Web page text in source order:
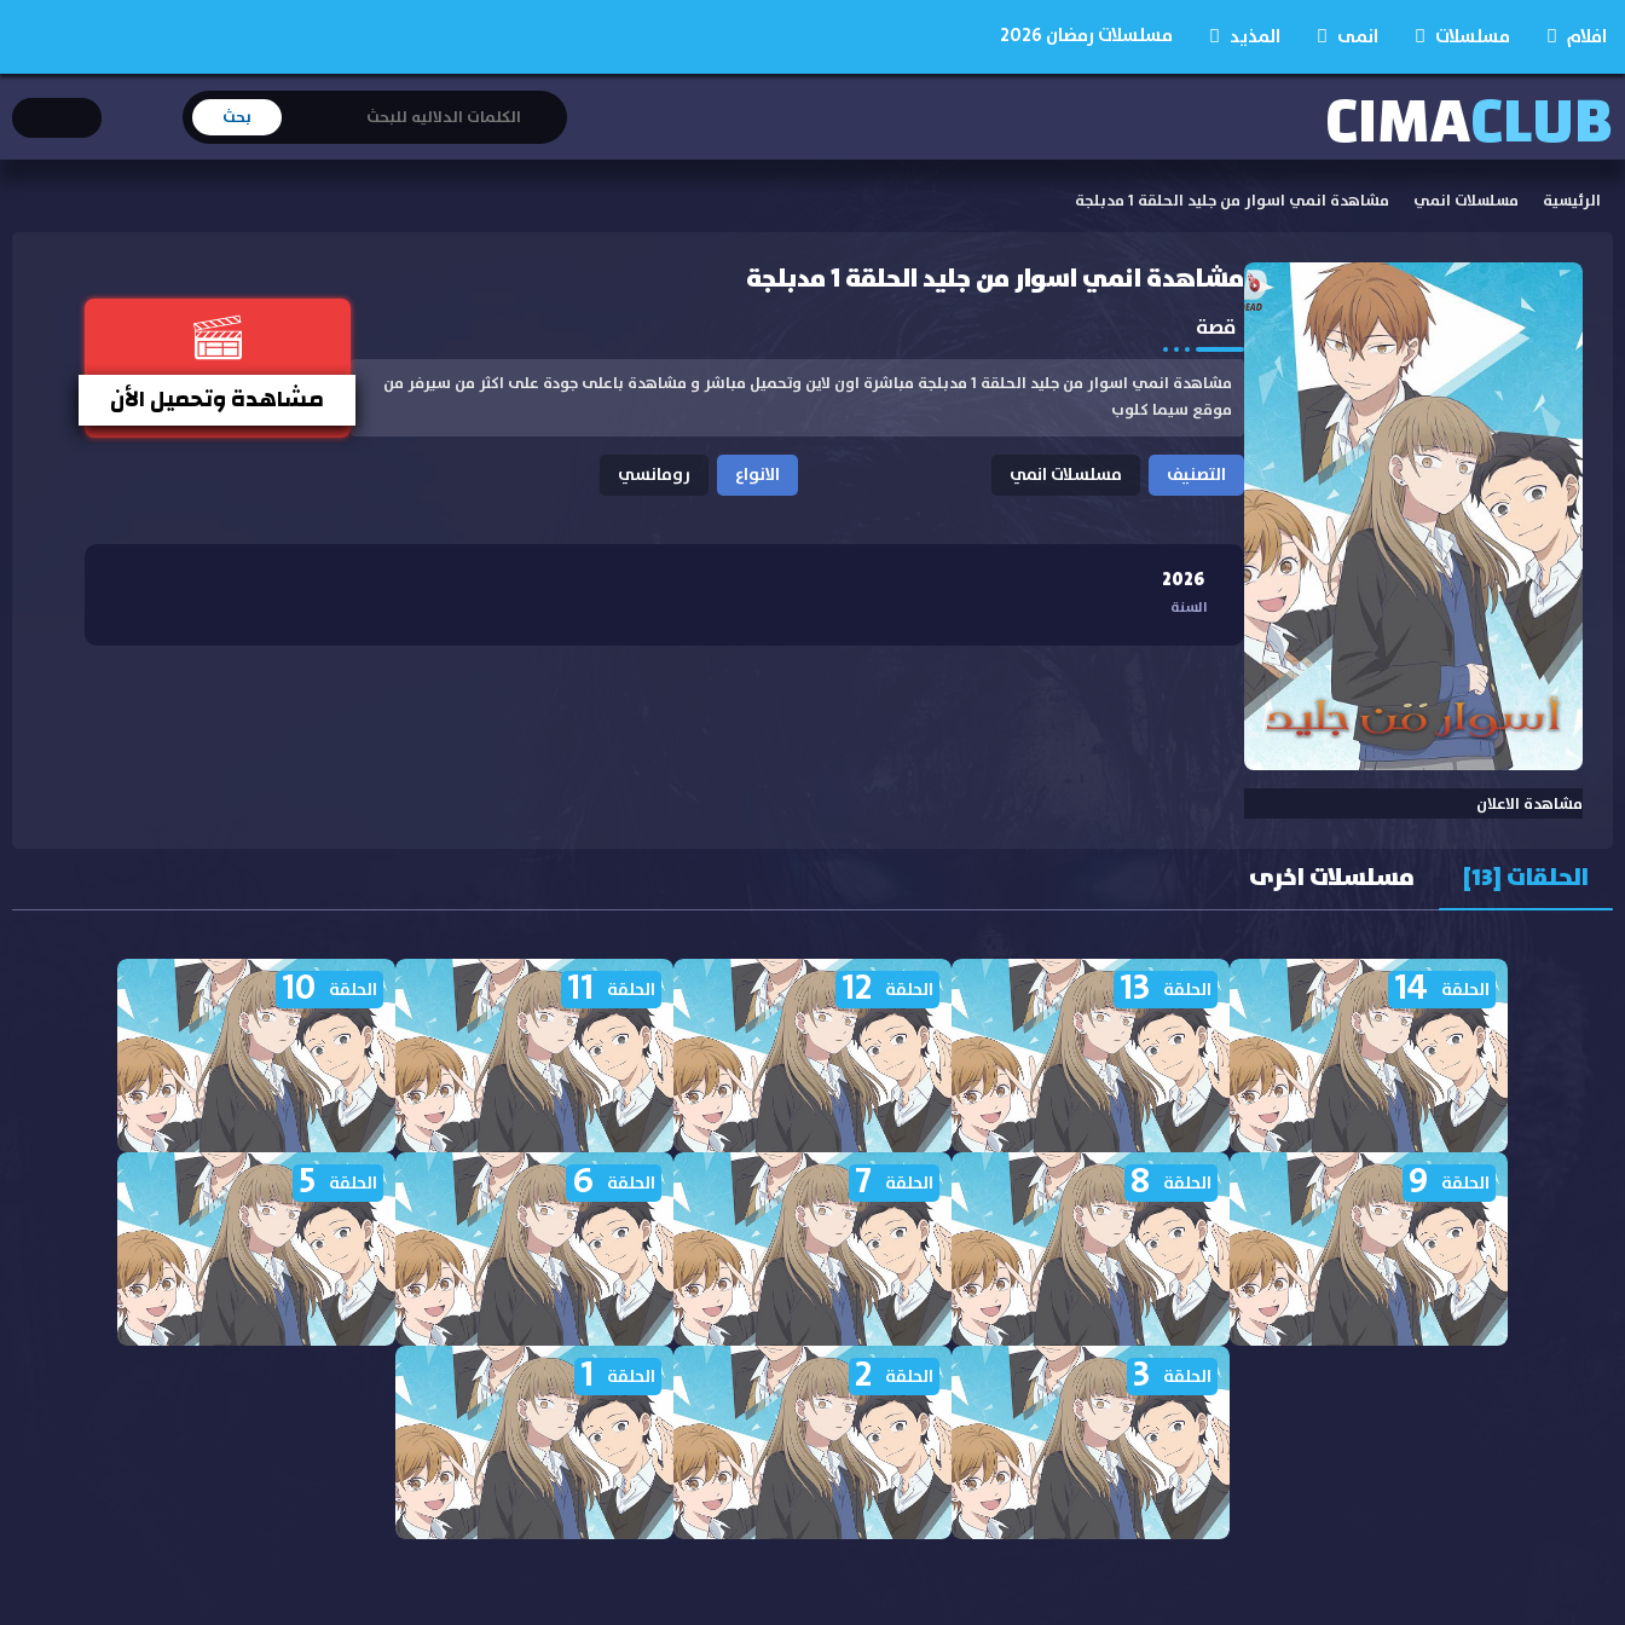
افلام مسلسلات انمى المذيد مسلسلات رمضان 2026
CIMACLUB
الرئيسية مسلسلات انمي مشاهدة انمي اسوار من جليد الحلقة 1 مدبلجة
مشاهدة الاعلان
مشاهدة انمي اسوار من جليد الحلقة 1 مدبلجة
قصة
مشاهدة انمي اسوار من جليد الحلقة 1 مدبلجة مباشرة اون لاين وتحميل مباشر و مشاهدة باعلى جودة على اكثر من سيرفر من
موقع سيما كلوب
التصنيف مسلسلات انمي الانواع رومانسي
مشاهدة وتحميل الأن
2026
السنة
الحلقات [13] مسلسلات اخرى
مشاهدة انمي اسوار من جليد
الحلقة 14 مدبلجة
الحلقة 14
مشاهدة انمي اسوار من جليد
الحلقة 13 مدبلجة
الحلقة 13
مشاهدة انمي اسوار من جليد
الحلقة 12 مدبلجة
الحلقة 12
مشاهدة انمي اسوار من جليد
الحلقة 11 مدبلجة
الحلقة 11
مشاهدة انمي اسوار من جليد
الحلقة 10 مدبلجة
الحلقة 10
الحلقة 9
مشاهدة انمي اسوار من جليد
الحلقة 8 مدبلجة
الحلقة 8
مشاهدة انمي اسوار من جليد
الحلقة 7 مدبلجة
الحلقة 7
مشاهدة انمي اسوار من جليد
الحلقة 6 مدبلجة
الحلقة 6 الحلقة 5
الحلقة 3 الحلقة 2 الحلقة 1